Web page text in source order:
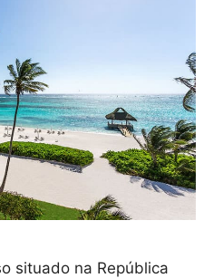
situado na República